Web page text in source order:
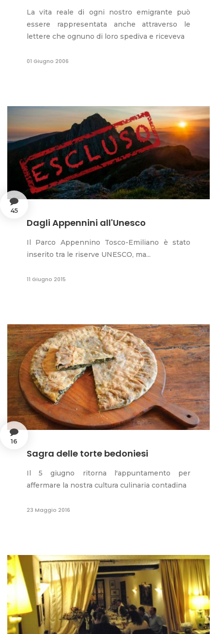
La vita reale di ogni nostro emigrante può
essere rappresentata anche attraverso le
lettere che ognuno di loro spediva e riceveva
01 Giugno 2006
45
Dagli Appennini all'Unesco
Il Parco Appennino Tosco-Emiliano è stato
inserito tra le riserve UNESCO, ma...
11 Giugno 2015
16
Sagra delle torte bedoniesi
Il 5 giugno ritorna l'appuntamento per
affermare la nostra cultura culinaria contadina
23 Maggio 2016